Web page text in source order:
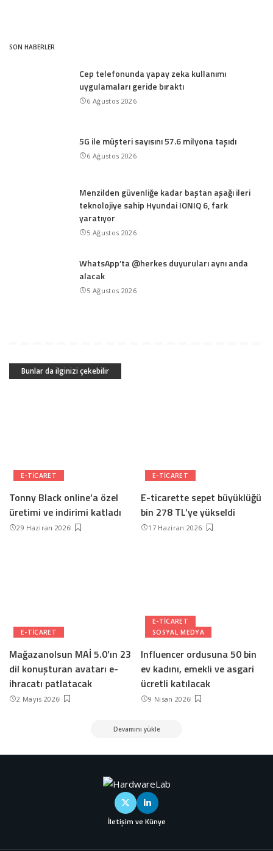
SON HABERLER
Cep telefonunda yapay zeka kullanımı
uygulamaları geride bıraktı
6 Ağustos 2026
5G ile müşteri sayısını 57.6 milyona taşıdı
6 Ağustos 2026
Menzilden güvenliğe kadar baştan aşağı ileri
teknolojiye sahip Hyundai IONIQ 6, fark
yaratıyor
5 Ağustos 2026
WhatsApp’ta @herkes duyuruları aynı anda
alacak
5 Ağustos 2026
Bunlar da ilginizi çekebilir
E-TICARET
Tonny Black online’a özel
üretimi ve indirimi katladı
29 Haziran 2026
E-TICARET
E-ticarette sepet büyüklüğü
bin 278 TL’ye yükseldi
17 Haziran 2026
E-TICARET
Mağazanolsun MAİ 5.0’ın 23
dil konuşturan avatarı e-
ihracatı patlatacak
2 Mayıs 2026
E-TICARET
SOSYAL MEDYA
Influencer ordusuna 50 bin
ev kadını, emekli ve asgari
ücretli katılacak
9 Nisan 2026
Devamını yükle
İletişim ve Künye